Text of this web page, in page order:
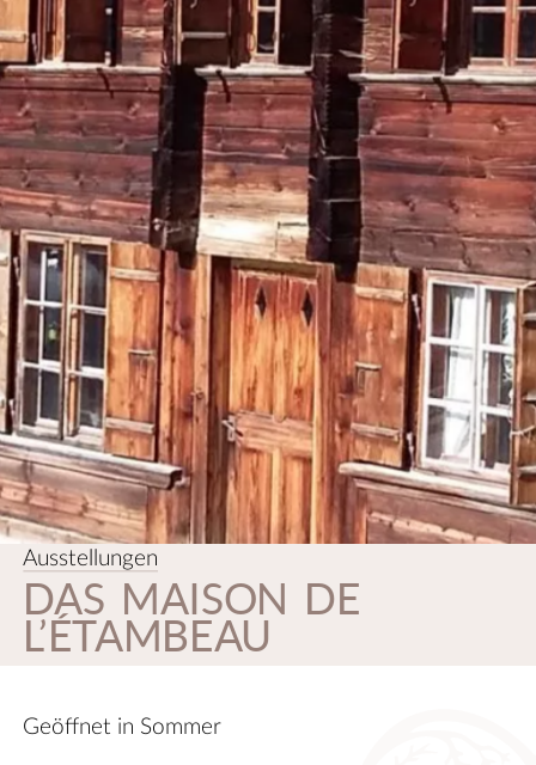
Ausstellungen
DAS MAISON DE
L’ÉTAMBEAU
Geöffnet in Sommer